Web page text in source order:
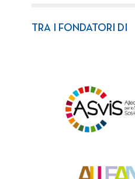
TRA I FONDATORI DI